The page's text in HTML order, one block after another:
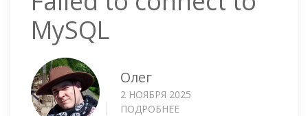
MySQL
Олег
2 НОЯБРЯ 2025
ПОДРОБНЕЕ